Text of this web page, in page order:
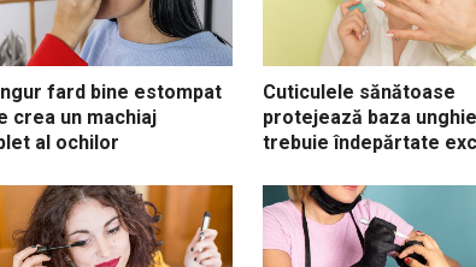
fard bine estompat
crea un machiaj
al ochilor
Cuticulele sănătoase
protejează baza
trebuie îndepărtate